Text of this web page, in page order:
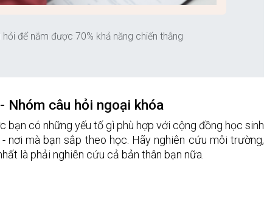
để nắm được 70% khả năng chiến thắng
Nhóm câu hỏi ngoại khóa
bạn có những yếu tố gì phù hợp với cộng đồng học sinh
mà bạn sắp theo học. Hãy nghiên cứu môi trường,
là phải nghiên cứu cả bản thân bạn nữa.